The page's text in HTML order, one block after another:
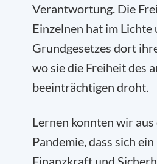
Verantwortung. Die
Einzelnen hat im Lichte
Grundgesetzes dort
wo sie die Freiheit des
beeinträchtigen droht.
Lernen konnten wir aus
Pandemie, dass sich ein
Finanzkraft und